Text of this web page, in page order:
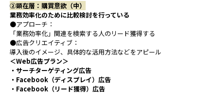
②顕在層：購買意欲（中）
業務効率化のために比較検討を行っている
●アプローチ：
「業務効率化」関連を検索する人のリード獲得する
●広告クリエイティブ：
導入後のイメージ、具体的な活用方法などをアピール
＜Web広告プラン＞
・サーチターゲティング広告
・Facebook（ディスプレイ）広告
・Facebook（リード獲得）広告